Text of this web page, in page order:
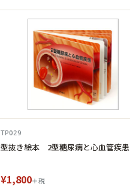
TP029
型抜き絵本 2型糖尿病と心血管疾患
¥1,800＋税